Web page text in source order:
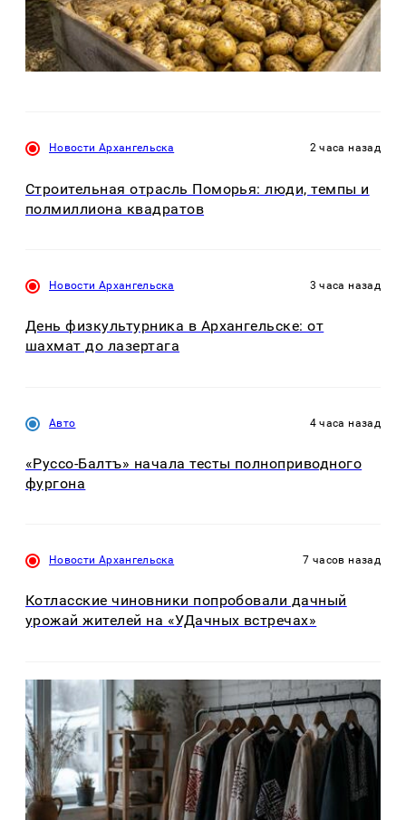
Новости Архангельска 2 часа назад
Строительная отрасль Поморья: люди, темпы и
полмиллиона квадратов
Новости Архангельска 3 часа назад
День физкультурника в Архангельске: от
шахмат до лазертага
Авто 4 часа назад
«Руссо-Балтъ» начала тесты полноприводного
фургона
Новости Архангельска 7 часов назад
Котласские чиновники попробовали дачный
урожай жителей на «УДачных встречах»